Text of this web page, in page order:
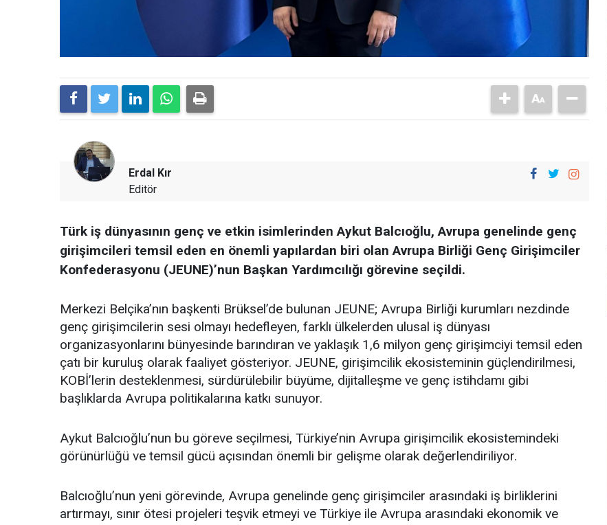
Erdal Kır
Editör
Türk iş dünyasının genç ve etkin isimlerinden Aykut Balcıoğlu, Avrupa genelinde genç
girişimcileri temsil eden en önemli yapılardan biri olan Avrupa Birliği Genç Girişimciler
Konfederasyonu (JEUNE)’nun Başkan Yardımcılığı görevine seçildi.
Merkezi Belçika’nın başkenti Brüksel’de bulunan JEUNE; Avrupa Birliği kurumları nezdinde
genç girişimcilerin sesi olmayı hedefleyen, farklı ülkelerden ulusal iş dünyası
organizasyonlarını bünyesinde barındıran ve yaklaşık 1,6 milyon genç girişimciyi temsil eden
çatı bir kuruluş olarak faaliyet gösteriyor. JEUNE, girişimcilik ekosisteminin güçlendirilmesi,
KOBİ’lerin desteklenmesi, sürdürülebilir büyüme, dijitalleşme ve genç istihdamı gibi
başlıklarda Avrupa politikalarına katkı sunuyor.
Aykut Balcıoğlu’nun bu göreve seçilmesi, Türkiye’nin Avrupa girişimcilik ekosistemindeki
görünürlüğü ve temsil gücü açısından önemli bir gelişme olarak değerlendiriliyor.
Balcıoğlu’nun yeni görevinde, Avrupa genelinde genç girişimciler arasındaki iş birliklerini
artırmayı, sınır ötesi projeleri teşvik etmeyi ve Türkiye ile Avrupa arasındaki ekonomik ve